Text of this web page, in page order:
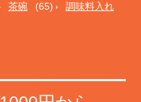
茶碗 (65) 調味料入れ